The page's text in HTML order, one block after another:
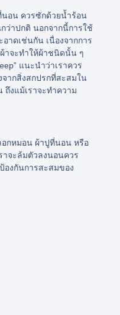
นอน ควรซักด้วยน้ำร้อน
ว่าปกติ นอกจากนี้การใช้
าดเช่นกัน เนื่องจากการ
าจะทำให้ผ้าชนิดนั้น ๆ
แนะนำว่าเราควร
ากสิ่งสกปรกที่สะสมใน
ถึงแม้เราจะทำความ
กหมอน ผ้าปูที่นอน หรือ
าจะล้มตัวลงนอนควร
องกันการสะสมของ